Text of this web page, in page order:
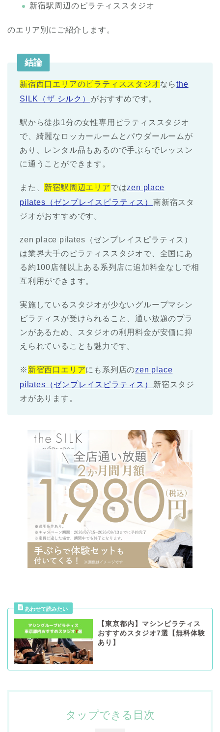
新宿駅周辺のピラティススタジオ
のエリア別にご紹介します。
結論
新宿西口エリアのピラティススタジオ ならthe
SILK（ザ シルク）
がおすすめです。
駅から徒歩1分の女性専用ピラティススタジオ
で、綺麗なロッカールームとパウダールームが
あり、レンタル品もあるので手ぶらでレッスン
に通うことができます。
また、 新宿駅周辺エリアではzen place
pilates（ゼンプレイスピラティス） 南新宿スタ
ジオがおすすめです。
zen place pilates（ゼンプレイスピラティス）
は業界大手のピラティススタジオで、全国にあ
る約100店舗以上ある系列店に追加料金なしで相
互利用ができます。
実施しているスタジオが少ないグループマシン
ピラティスが受けられること、通い放題のプラ
ンがあるため、スタジオの利用料金が安価に抑
えられていることも魅力です。
※ 新宿西口エリアにも系列店のzen place
pilates（ゼンプレイスピラティス）
新宿スタジ
オがあります。
【東京都内】マシンピラティス
おすすめスタジオ7選【無料体験
あり】
タップできる目次